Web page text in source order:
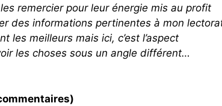
remercier pour leur énergie mis au profit
des informations pertinentes à mon
les meilleurs mais ici, c’est l’aspect
les choses sous un angle différent…